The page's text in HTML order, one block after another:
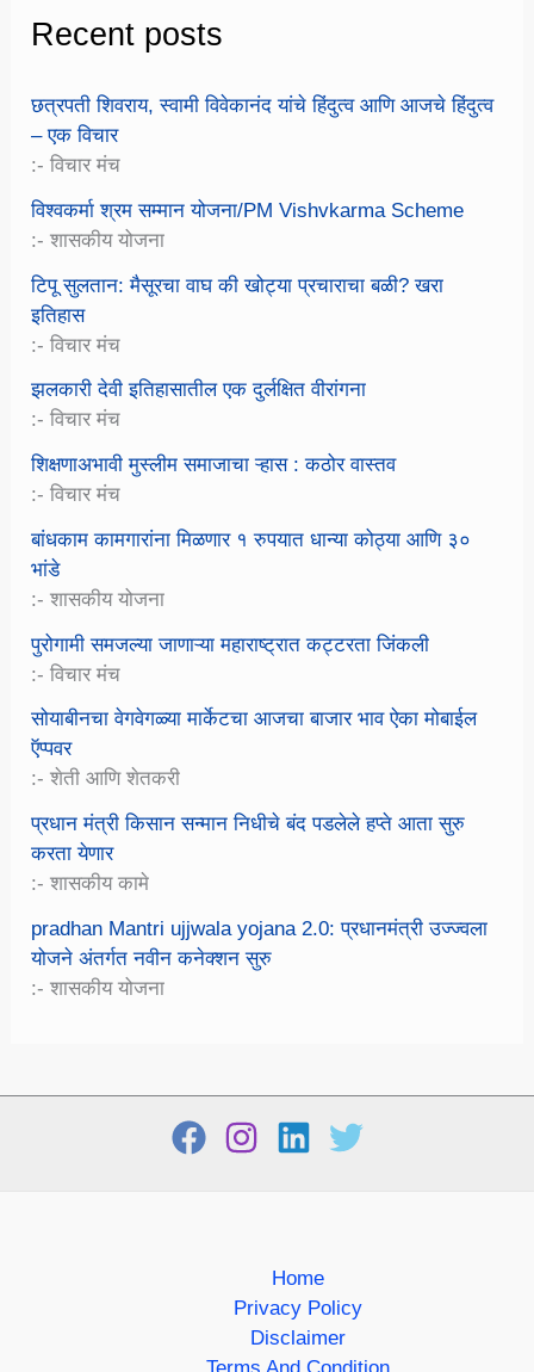
Recent posts
छत्रपती शिवराय, स्वामी विवेकानंद यांचे हिंदुत्व आणि आजचे हिंदुत्व
– एक विचार
:- विचार मंच
विश्वकर्मा श्रम सम्मान योजना/PM Vishvkarma Scheme
:- शासकीय योजना
टिपू सुलतान: मैसूरचा वाघ की खोट्या प्रचाराचा बळी? खरा
इतिहास
:- विचार मंच
झलकारी देवी इतिहासातील एक दुर्लक्षित वीरांगना
:- विचार मंच
शिक्षणाअभावी मुस्लीम समाजाचा ऱ्हास : कठोर वास्तव
:- विचार मंच
बांधकाम कामगारांना मिळणार १ रुपयात धान्या कोठ्या आणि ३०
भांडे
:- शासकीय योजना
पुरोगामी समजल्या जाणाऱ्या महाराष्ट्रात कट्टरता जिंकली
:- विचार मंच
सोयाबीनचा वेगवेगळ्या मार्केटचा आजचा बाजार भाव ऐका मोबाईल
ऍप्पवर
:- शेती आणि शेतकरी
प्रधान मंत्री किसान सन्मान निधीचे बंद पडलेले हप्ते आता सुरु
करता येणार
:- शासकीय कामे
pradhan Mantri ujjwala yojana 2.0: प्रधानमंत्री उज्ज्वला
योजने अंतर्गत नवीन कनेक्शन सुरु
:- शासकीय योजना
Home
Privacy Policy
Disclaimer
Terms And Condition